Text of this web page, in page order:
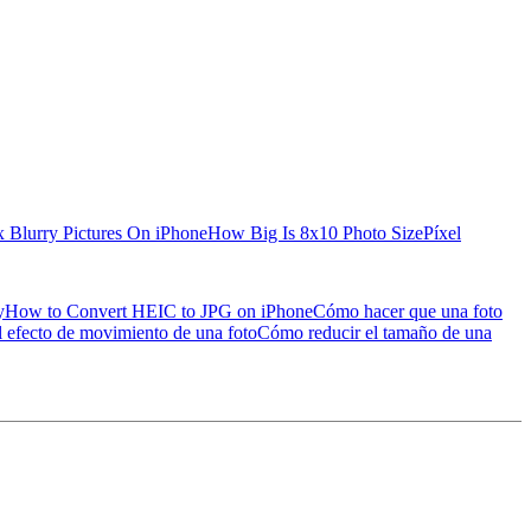
Blurry Pictures On iPhoneHow Big Is 8x10 Photo SizePíxel
How to Convert HEIC to JPG on iPhoneCómo hacer que una foto
efecto de movimiento de una fotoCómo reducir el tamaño de una